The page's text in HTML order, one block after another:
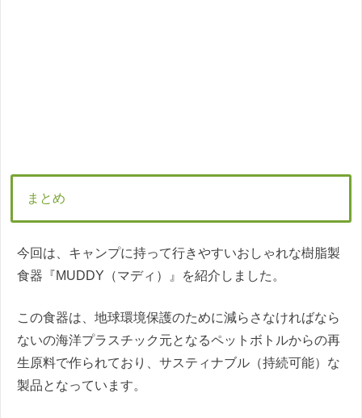
まとめ
今回は、キャンプに持って行きやすいおしゃれな樹脂製
食器『MUDDY（マディ）』を紹介しました。
この食器は、地球環境保護のために減らさなければなら
ないの海洋プラスチック元となるペットボトルからの再
生原料で作られており、サスティナブル（持続可能）な
製品となっています。